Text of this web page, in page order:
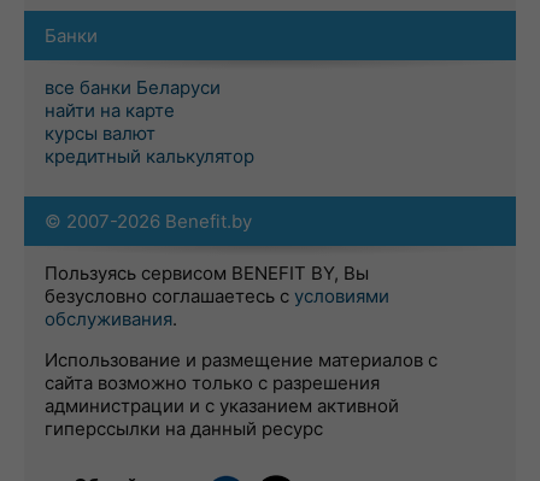
Банки
все банки Беларуси
найти на карте
курсы валют
кредитный калькулятор
© 2007-2026 Benefit.by
Пользуясь сервисом BENEFIT BY, Вы
безусловно соглашаетесь с условиями
обслуживания.
Использование и размещение материалов с
сайта возможно только с разрешения
администрации и с указанием активной
гиперссылки на данный ресурс